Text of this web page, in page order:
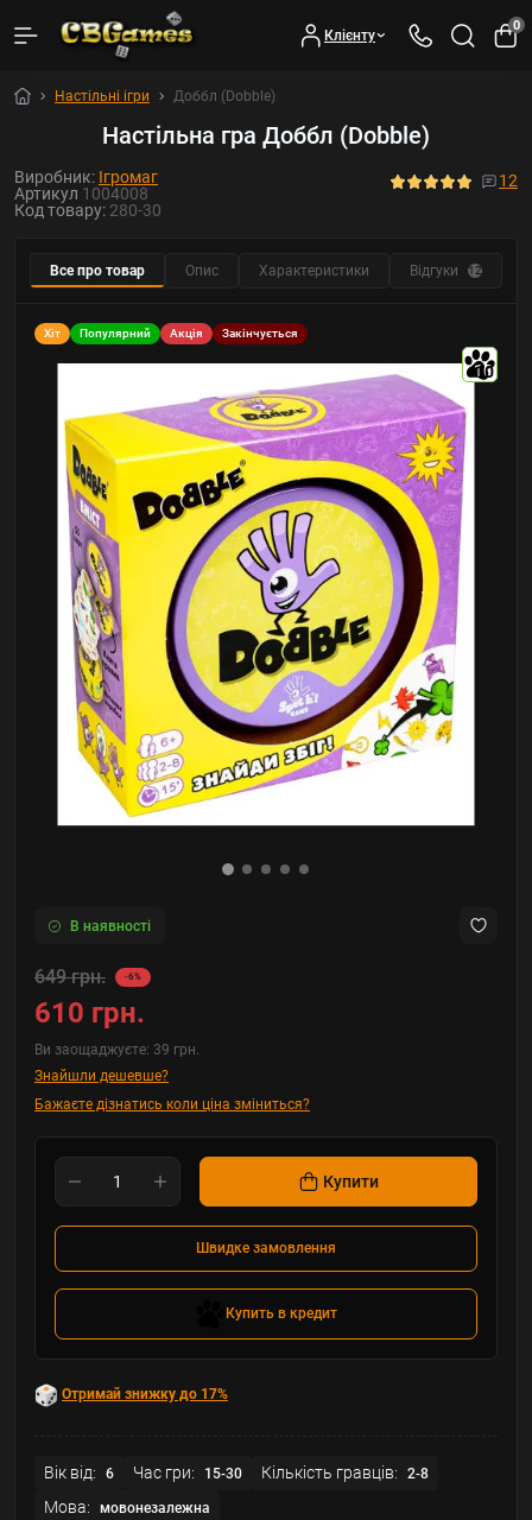
Клієнту
0
Настільні ігри Доббл (Dobble)
Настільна гра Доббл (Dobble)
Виробник: Ігромаг
Артикул 1004008
Код товару: 280-30
12
Все про товар Опис Характеристики Відгуки 12
Хіт Популярний Акція Закінчується
10
В наявності
649 грн. -6%
610 грн.
Ви заощаджуєте: 39 грн.
Знайшли дешевше?
Бажаєте дізнатись коли ціна зміниться?
Купити
Швидке замовлення
Купить в кредит
Отримай знижку до 17%
Вік від: 6 Час гри: 15-30 Кількість гравців: 2-8
Мова: мовонезалежна